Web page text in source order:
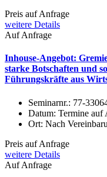
Preis auf Anfrage
weitere Details
Auf Anfrage
Inhouse-Angebot:
starke Botschaften und
Führungskräfte aus
Seminarnr.: 77-
Datum: Termine auf
Ort: Nach
Preis auf Anfrage
weitere Details
Auf Anfrage